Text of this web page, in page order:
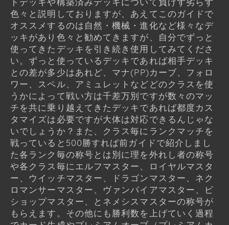
色々と説明しておりますが、あえてこのガイドで
オススメするのは自然・機械・進化など様々なデ
ッキがあり色々と勧めてきますが、自分でずっと
使ってきたデッキを引き続き使用してみてくださ
い。ずっと使っているデッキであれば相手デッキ
との差が多少はあれど、マナ(PP)カーブ、フォロ
ワー、スペル、アミュレットなどどのクラスを使
うかによって戦い方は千差万別ですが数々のマッ
チを共に乗り越えてきたデッキであれば都度カス
タマイズは必要ですが大体は対応できるんじゃな
いでしょうか？また、クラス毎にランクマッチを
戦っていると500勝すれば前ガイドで紹介しまし
た各ランク毎の称号とは別に理を外れし者の称号
や各クラス毎にエルフマスター、ロイヤルマスタ
ー、ウイッチマスター、ドラゴンマスター、ネク
ロマンサーマスター、ヴァンパイアマスター、ビ
ショップマスター、とネメシスマスターの称号が
もらえます。その他にも勝利数を上げていく過程